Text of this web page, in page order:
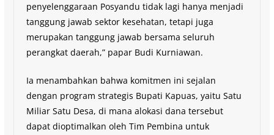
penyelenggaraan Posyandu tidak lagi hanya menjadi
tanggung jawab sektor kesehatan, tetapi juga
merupakan tanggung jawab bersama seluruh
perangkat daerah,” papar Budi Kurniawan.
Ia menambahkan bahwa komitmen ini sejalan
dengan program strategis Bupati Kapuas, yaitu Satu
Miliar Satu Desa, di mana alokasi dana tersebut
dapat dioptimalkan oleh Tim Pembina untuk